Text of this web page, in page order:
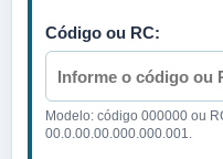
Código ou RC:
Modelo: código 000000 ou
00.0.00.00.000.000.001.